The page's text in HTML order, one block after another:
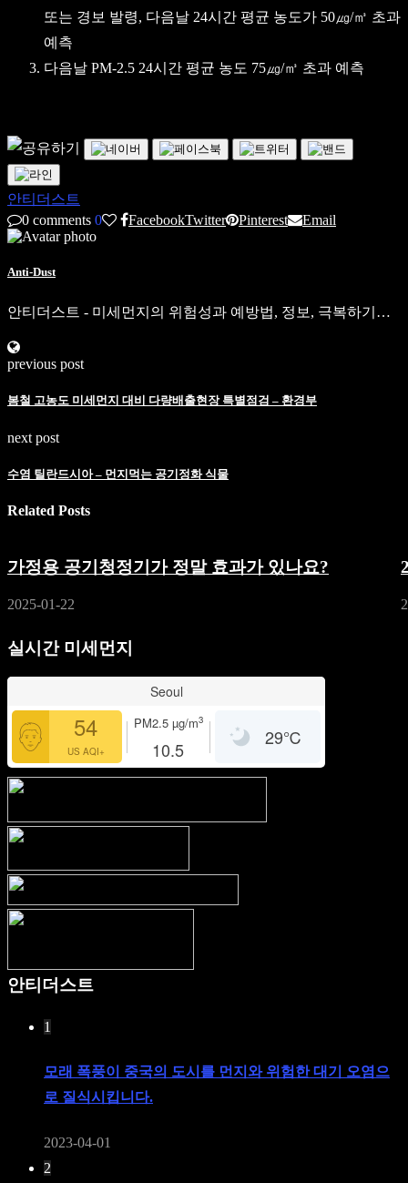
또는 경보 발령, 다음날 24시간 평균 농도가 50㎍/㎥ 초과
예측
다음날 PM-2.5 24시간 평균 농도 75㎍/㎥ 초과 예측
안티더스트
0 comments 0 FacebookTwitter Pinterest Email
Anti-Dust
안티더스트 - 미세먼지의 위험성과 예방법, 정보, 극복하기…
previous post
봄철 고농도 미세먼지 대비 다량배출현장 특별점검 – 환경부
next post
수염 틸란드시아 – 먼지먹는 공기정화 식물
Related Posts
가정용 공기청정기가 정말 효과가 있나요?
2025-01-22
실시간 미세먼지
Seoul
54
US AQI+
PM2.5 µg/m3
10.5
29℃
안티더스트
1
모래 폭풍이 중국의 도시를 먼지와 위험한 대기 오염으
로 질식시킵니다.
2023-04-01
2